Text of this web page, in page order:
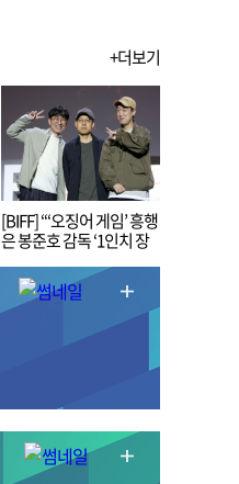
+더보기
[BIFF] “‘오징어 게임’ 흥행
은 봉준호 감독 ‘1인치 장